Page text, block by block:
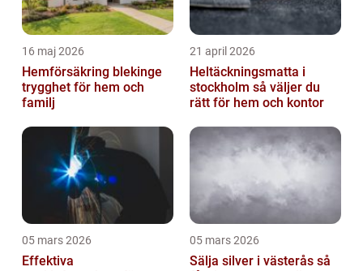
16 maj 2026
Hemförsäkring blekinge
trygghet för hem och
familj
21 april 2026
Heltäckningsmatta i
stockholm så väljer du
rätt för hem och kontor
05 mars 2026
Effektiva
05 mars 2026
Sälja silver i västerås så